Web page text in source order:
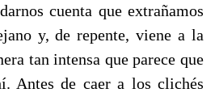
cuenta que extrañamos
y, de repente, viene a la
tan intensa que parece que
Antes de caer a los clichés